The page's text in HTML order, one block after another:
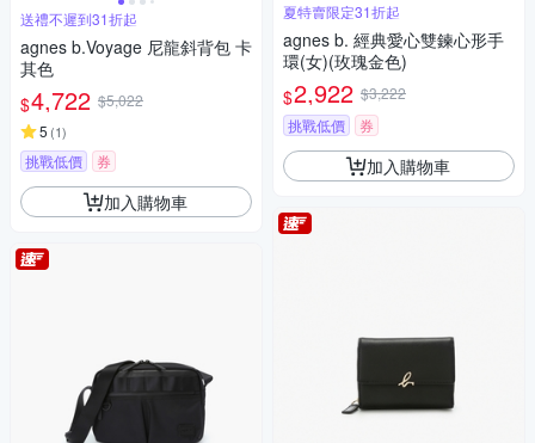
送禮不遲到31折起
agnes b.Voyage 尼龍斜背包 卡
其色
$4,722 $5,022
5 (1)
挑戰低價 券
加入購物車
夏特賣限定31折起
agnes b. 經典愛心雙鍊心形手
環(女)(玫瑰金色)
$2,922 $3,222
挑戰低價
券
加入購物車